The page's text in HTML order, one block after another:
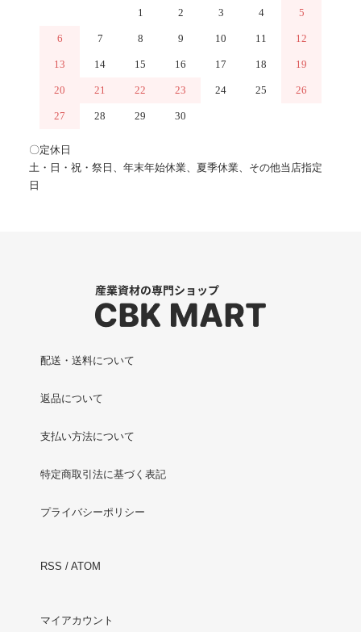
1 2 3 4 5
6 7 8 9 10 11 12
13 14 15 16 17 18 19
20 21 22 23 24 25 26
27 28 29 30
〇定休日
土・日・祝・祭日、年末年始休業、夏季休業、その他当店指定
日
配送・送料について
返品について
支払い方法について
特定商取引法に基づく表記
プライバシーポリシー
RSS / ATOM
マイアカウント